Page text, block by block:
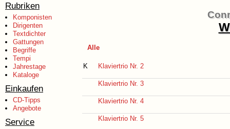
Rubriken
Komponisten
Dirigenten
Textdichter
Gattungen
Begriffe
Tempi
Jahrestage
Kataloge
Einkaufen
CD-Tipps
Angebote
Service
Alle
K Klaviertrio Nr. 2
Klaviertrio Nr. 3
Klaviertrio Nr. 4
Klaviertrio Nr. 5